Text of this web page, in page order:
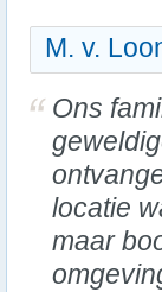
M. v.
Ons
locatie
maar